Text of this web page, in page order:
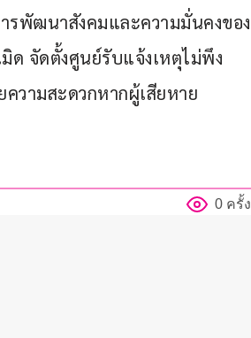
รพัฒนาสังคมและความมั่นคงของ
ด จัดตั้งศูนย์รับแจ้งเหตุไม่พึง
วามสะดวกหากผู้เสียหาย
0 ครั้ง